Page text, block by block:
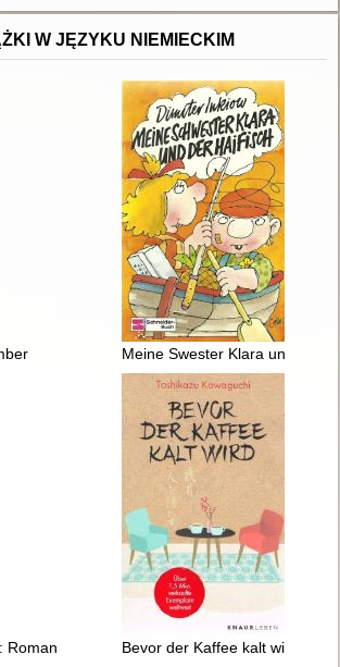
W JĘZYKU NIEMIECKIM
Meine Swester Klara und der
Roman Bevor der Kaffee kalt wird